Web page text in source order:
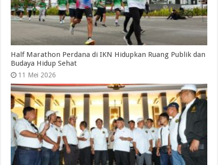
Half Marathon Perdana di IKN Hidupkan Ruang Publik dan
Budaya Hidup Sehat
11 Mei 2026